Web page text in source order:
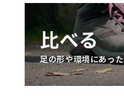
比べる
足の形や環境にあっ